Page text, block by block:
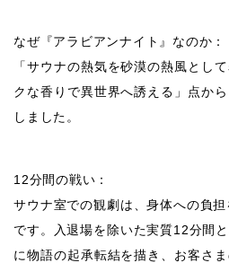
なぜ『アラビアンナイト』なのか：
「サウナの熱気を砂漠の熱風とし
クな香りで異世界へ誘える」点か
しました。
12分間の戦い：
サウナ室での観劇は、身体への負
です。入退場を除いた実質12分間
に物語の起承転結を描き、お客さ